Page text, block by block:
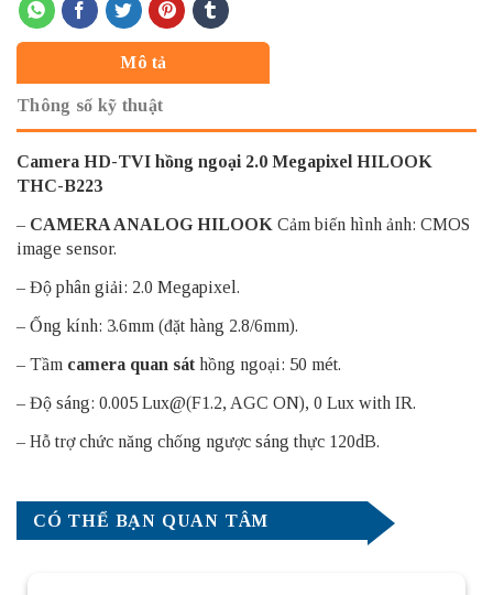
Mô tả
Thông số kỹ thuật
Camera HD-TVI hồng ngoại 2.0 Megapixel HILOOK
THC-B223
– CAMERA ANALOG HILOOK Cảm biến hình ảnh: CMOS
image sensor.
– Độ phân giải: 2.0 Megapixel.
– Ống kính: 3.6mm (đặt hàng 2.8/6mm).
– Tầm camera quan sát hồng ngoại: 50 mét.
– Độ sáng: 0.005 Lux@(F1.2, AGC ON), 0 Lux with IR.
– Hỗ trợ chức năng chống ngược sáng thực 120dB.
CÓ THỂ BẠN QUAN TÂM